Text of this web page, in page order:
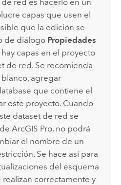
red es hacerlo en un
capas que usen el
que la edición se
de diálogo Propiedades
hay capas en el proyecto
de red. Se recomienda
agregar
que contiene el
este proyecto. Cuando
dataset de red se
deArcGIS Pro, no podrá
el nombre de un
Se hace así para
del esquema
correctamente y